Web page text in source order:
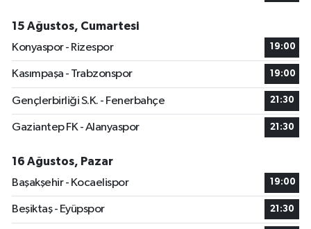
15 Ağustos, Cumartesi
Konyaspor - Rizespor
19:00
Kasımpaşa - Trabzonspor 19:00
Gençlerbirliği S.K. - Fenerbahçe 21:30
Gaziantep FK - Alanyaspor 21:30
16 Ağustos, Pazar
Başakşehir - Kocaelispor
19:00
Beşiktaş - Eyüpspor 21:30